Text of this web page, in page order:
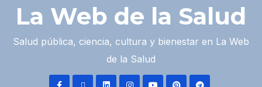
La Web de la Salud
Salud pública, ciencia, cultura y bienestar en La Web
de la Salud